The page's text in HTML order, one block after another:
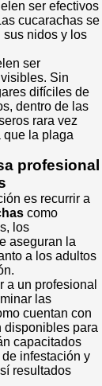
ser efectivos
cucarachas se
sus nidos y los
ser
Sin
difíciles de
dentro de las
rara vez
que la plaga
profesional
es recurrir a
como
los
aseguran la
a los adultos
a un profesional
las
cuentan con
disponibles para
capacitados
infestación y
resultados